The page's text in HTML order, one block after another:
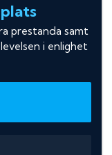
prestanda samt
i enlighet